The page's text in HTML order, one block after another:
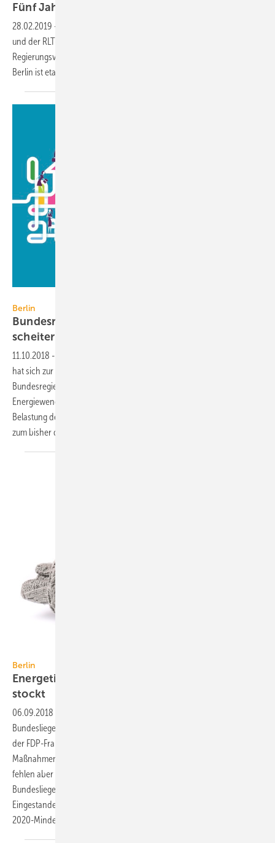
Fünf Jahre TGA-Repräsentanz
28.02.2019 -
und der RLT-Herstellerverband gemeinsam unter einem Dach im
Regierungsviertel der Hauptstadt vertreten. Die TGA-Repräsentanz
Berlin ist etablierter Ansprechpartner für die Politik und
Berlin
Bundesrechnungshof: Energiewende droht zu
scheitern
11.10.2018 -
hat sich zur Umsetzung der Energiewende geäußert: „Die
Bundesregierung droht mit ihrem Generationenprojekt der
Energiewende zu scheitern. […] Der enorme Aufwand und die starke
Belastung der Bürger und Wirtschaft stehen in krassem Missverhältnis
zum bisher dürftigen Ertrag der
Berlin
Energetische Sanierung bei Bundesbauten
stockt
06.09.2018
Bundesliegenschaften geht es in der Antwort auf eine Kleine Anfrage
der FDP-Fraktion. Darin skizziert die Bundesregierung eingeleitete
Maßnahmen zu Sanierungsprojekten, konkrete Zahlen und Bilanzen
fehlen aber weitgehend, denn der Energetische Sanierungsfahrplan
Bundesliegenschaften (ESB) ist noch gar nicht beschlossen.
Eingestanden ist aber bereits, dass ein im ESB-Entwurf definiertes
2020-Minderungszeil ist nicht